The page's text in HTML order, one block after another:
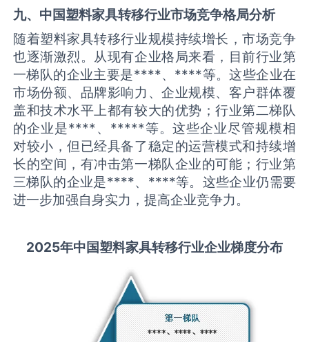
九、中国塑料家具转移行业市场竞争格局分析
随着塑料家具转移行业规模持续增长，市场竞争
也逐渐激烈。从现有企业格局来看，目前行业第
一梯队的企业主要是****、****等。这些企业在
市场份额、品牌影响力、企业规模、客户群体覆
盖和技术水平上都有较大的优势；行业第二梯队
的企业是****、*****等。这些企业尽管规模相
对较小，但已经具备了稳定的运营模式和持续增
长的空间，有冲击第一梯队企业的可能；行业第
三梯队的企业是****、****等。这些企业仍需要
进一步加强自身实力，提高企业竞争力。
2025年中国塑料家具转移行业企业梯度分布